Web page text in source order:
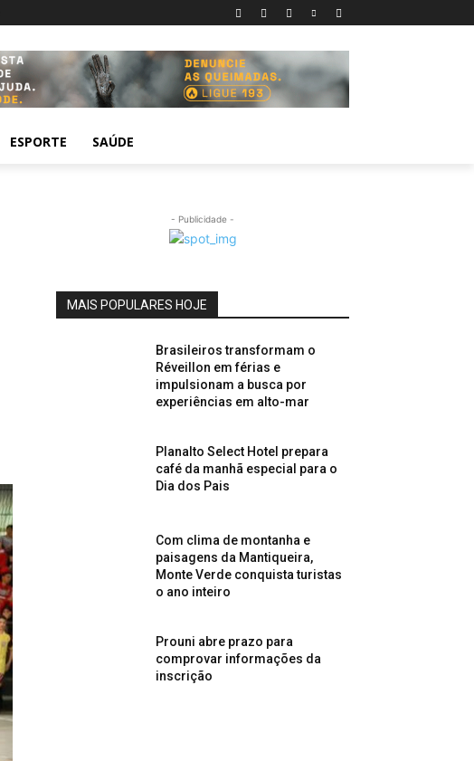
ESPORTE SAÚDE
- Publicidade -
MAIS POPULARES HOJE
Brasileiros transformam o
Réveillon em férias e
impulsionam a busca por
experiências em alto-mar
Planalto Select Hotel prepara
café da manhã especial para o
Dia dos Pais
Com clima de montanha e
paisagens da Mantiqueira,
Monte Verde conquista turistas
o ano inteiro
Prouni abre prazo para
comprovar informações da
inscrição